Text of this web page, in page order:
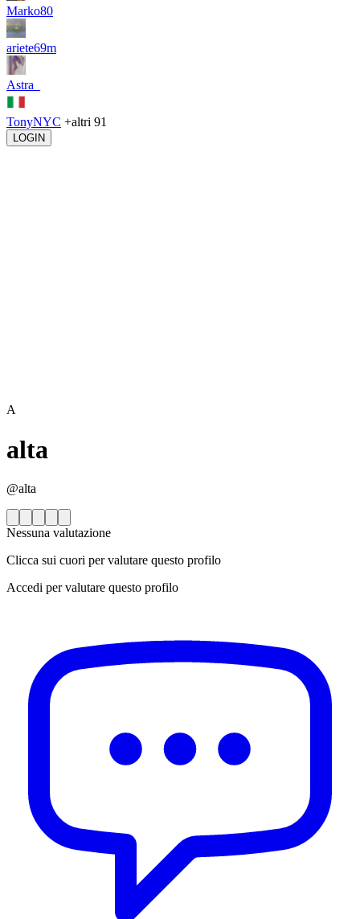
Marko80
ariete69m
Astra_
TonyNYC +altri 91
LOGIN
A
alta
@alta
Nessuna valutazione
Clicca sui cuori per valutare questo profilo
Accedi per valutare questo profilo